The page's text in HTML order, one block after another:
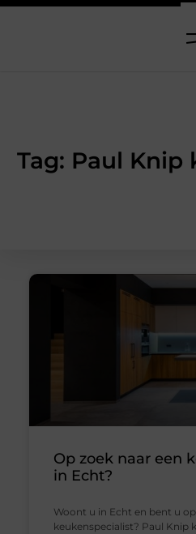
Tag: Paul Knip
Op zoek naar een
in Echt?
Woont u in Echt en bent u
keukenspecialist? Paul Knip